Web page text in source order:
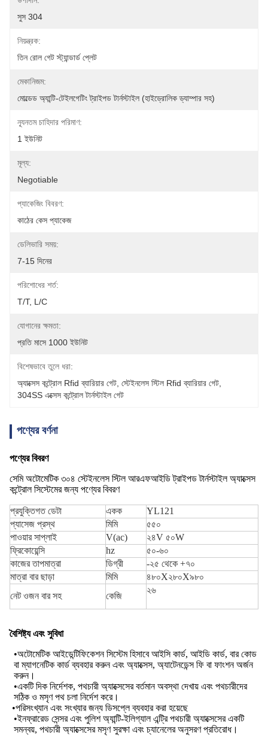
সুস 304
নিয়ন্ত্রক:
তিন রোল গেট স্ট্যান্ডার্ড প্লেট
মেকানিজম:
মোল্ডেড অ্যান্টি-টেইলগেটিং ট্রাইপড টার্নস্টাইল (হাইড্রোলিক ড্যাম্পার সহ)
ন্যূনতম চাহিদার পরিমাণ:
1 ইউনিট
মূল্য:
Negotiable
প্যাকেজিং বিবরণ:
কাঠের কেস প্যাকেজ
ডেলিভারি সময়:
7-15 দিনের
পরিশোধের শর্ত:
T/T, L/C
যোগানের ক্ষমতা:
প্রতি মাসে 1000 ইউনিট
বিশেষভাবে তুলে ধরা:
অ্যাক্সেস কন্ট্রোল Rfid ব্যারিয়ার গেট স্টেইনলেস স্টিল Rfid ব্যারিয়ার গেট
304SS এক্সেস কন্ট্রোল টার্নস্টাইল গেট
পণ্যের বর্ণনা
পণ্যের বিবরণ
সেমি অটোমেটিক ৩০৪ স্টেইনলেস স্টিল আরএফআইডি ট্রাইপড টার্নস্টাইল অ্যাক্সেস
কন্ট্রোল সিস্টেমের জন্য পণ্যের বিবরণ
প্রযুক্তিগত ডেটা একক
YL121
প্যাসেজ প্রস্থ
মিমি
৫৫০
পাওয়ার সাপ্লাই
V(ac)
২৪V ৫০W
ফ্রিকোয়েন্সি
hz
৫০-৬০
কাজের তাপমাত্রা
ডিগ্রী
-২৫ থেকে +৭০
মাত্রা বার ছাড়া
মিমি
৪৮০X২৮০X৯৮০
নেট ওজন বার সহ
কেজি
২৬
বৈশিষ্ট্য এবং সুবিধা
•অটোমেটিক আইডেন্টিফিকেশন সিস্টেম হিসাবে আইসি কার্ড, আইডি কার্ড, বার কোড
বা ম্যাগনেটিক কার্ড ব্যবহার করুন এবং অ্যাক্সেস, অ্যাটেনডেন্স ফি বা ফাংশন অর্জন
করুন।
•একটি দিক নির্দেশক, পথচারী অ্যাক্সেসের বর্তমান অবস্থা দেখায় এবং পথচারীদের
সঠিক ও মসৃণ পথ চলা নির্দেশ করে।
•পরিসংখ্যান এবং সংখ্যার জন্য ডিসপ্লে ব্যবহার করা হয়েছে
•ইনফ্রারেড সেন্সর এবং পুলিশ অ্যান্টি-ইলিগ্যাল এন্ট্রি পথচারী অ্যাক্সেসের একটি
সমন্বয়, পথচারী অ্যাক্সেসের মসৃণ সুরক্ষা এবং চ্যানেলের অনুসরণ প্রতিরোধ।